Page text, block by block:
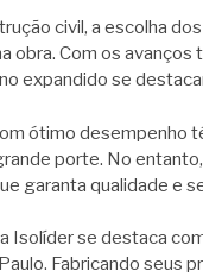
civil, a escolha
obra. Com os
expandido se
ótimo desempenho
porte. No
garanta qualidade e
Isolíder se destaca
Fabricando seus